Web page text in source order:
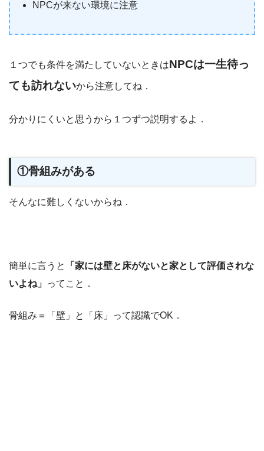
NPCが来ない環境に注意
１つでも条件を満たしていないときはNPCは一生待っ
ても訪れないから注意してね．
分かりにくいと思うから１つずつ説明するよ．
①骨組みがある
そんなに難しくないからね．
簡単に言うと
「家には壁と床がないと家として評価されな
いよね」 ってこと．
骨組み＝「壁」と「床」って認識でOK．